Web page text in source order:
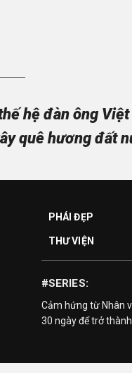
hệ đàn ông
quê hương đất
PHÁI ĐẸP
THƯ VIỆN
#SERIES:
Cảm hứng từ Nhân
30 ngày để trở